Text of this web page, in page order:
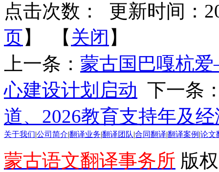
点击次数：
更新时间：
页】 【 关闭 】
上一条： 蒙古国巴嘎杭
心建设计划启动 下一条
道、2026教育支持年及
关于我们 公司简介 翻译业务 翻译团队 合同翻译 翻译案例 论文
蒙古语文翻译事务所 版